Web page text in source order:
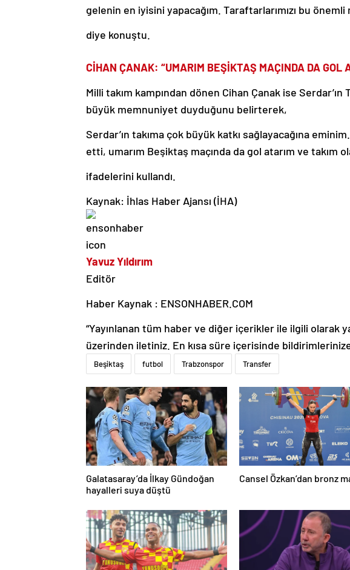
gelenin en iyisini yapacağım. Taraftarlarımızı bu
diye konuştu.
CİHAN ÇANAK: “UMARIM BEŞİKTAŞ MAÇINDA DA GOL
Milli takım kampından dönen Cihan Çanak ise Serdar’ın
büyük memnuniyet duyduğunu belirterek,
Serdar’ın takıma çok büyük katkı sağlayacağına
etti, umarım Beşiktaş maçında da gol atarım ve takım
ifadelerini kullandı.
Kaynak: İhlas Haber Ajansı (İHA)
Yavuz Yıldırım
Editör
Haber Kaynak : ENSONHABER.COM
“Yayınlanan tüm haber ve diğer içerikler ile ilgili olarak
üzerinden iletiniz. En kısa süre içerisinde
Beşiktaş futbol Trabzonspor Transfer
Galatasaray’da İlkay Gündoğan
hayalleri suya düştü
Cansel Özkan’dan bronz